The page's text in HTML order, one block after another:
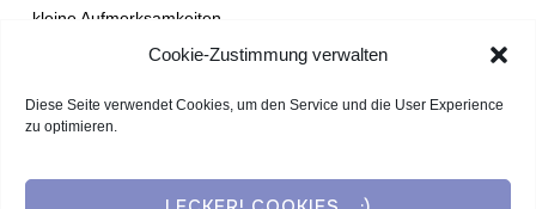
Cookie-Zustimmung verwalten
Diese Seite verwendet Cookies, um den Service und die User Experience
zu optimieren.
kleine Aufmerksamkeiten.
WEITERLESEN